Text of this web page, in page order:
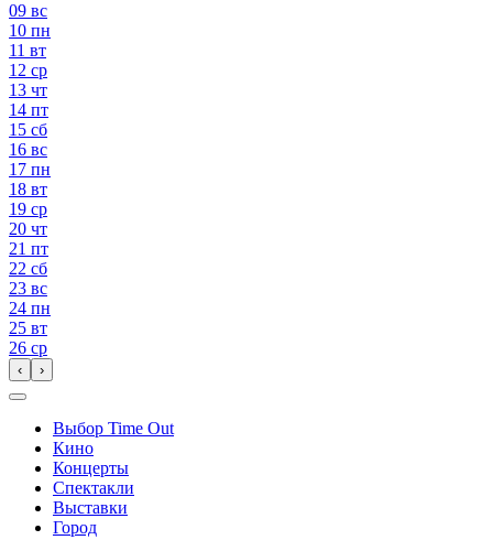
09 вс
10 пн
11 вт
12 ср
13 чт
14 пт
15 сб
16 вс
17 пн
18 вт
19 ср
20 чт
21 пт
22 сб
23 вс
24 пн
25 вт
26 ср
‹ ›
Выбор Time Out
Кино
Концерты
Спектакли
Выставки
Город